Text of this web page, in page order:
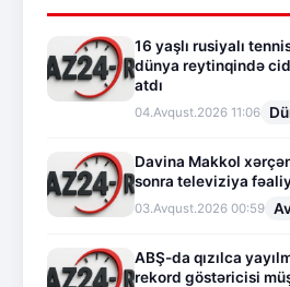
16 yaşlı rusiyalı
dünya reytinqində
atdı
04.Avqust.2026 11:06
Davina Makkol
sonra televiziya
03.Avqust.2026 00:59
ABŞ-da qızılca
rekord göstəricisi